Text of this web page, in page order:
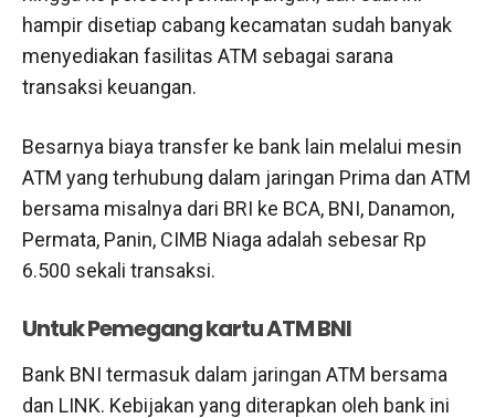
hampir disetiap cabang kecamatan sudah banyak
menyediakan fasilitas ATM sebagai sarana
transaksi keuangan.
Besarnya biaya transfer ke bank lain melalui mesin
ATM yang terhubung dalam jaringan Prima dan ATM
bersama misalnya dari BRI ke BCA, BNI, Danamon,
Permata, Panin, CIMB Niaga adalah sebesar Rp
6.500 sekali transaksi.
Untuk Pemegang kartu ATM BNI
Bank BNI termasuk dalam jaringan ATM bersama
dan LINK. Kebijakan yang diterapkan oleh bank ini